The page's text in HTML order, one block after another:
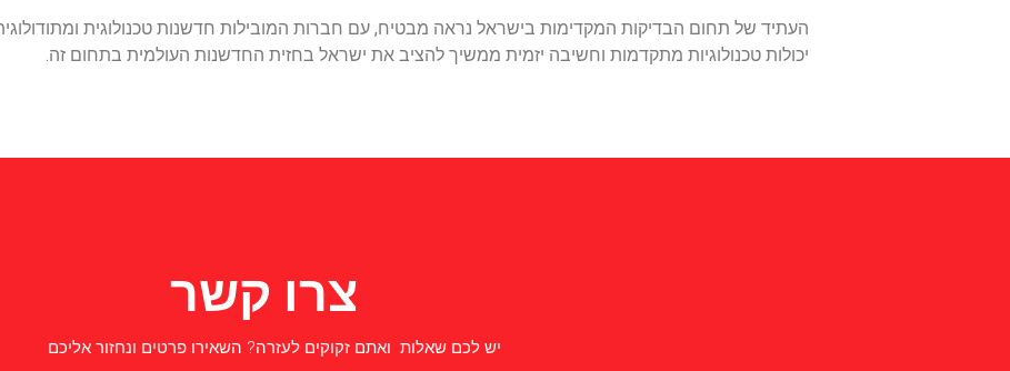
העתיד של תחום הבדיקות המקדימות בישראל נראה מבטיח, עם חברות המובילות חדשנות טכנולוגית ומתודולוגית.
יכולות טכנולוגיות מתקדמות וחשיבה יזמית ממשיך להציב את ישראל בחזית החדשנות העולמית בתחום זה.
צרו קשר
יש לכם שאלות ואתם זקוקים לעזרה? השאירו פרטים ונחזור אליכם